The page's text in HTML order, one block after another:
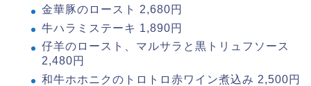
金華豚のロースト 2,680円
牛ハラミステーキ 1,890円
仔羊のロースト、マルサラと黒トリュフソース
2,480円
和牛ホホニクのトロトロ赤ワイン煮込み 2,500円